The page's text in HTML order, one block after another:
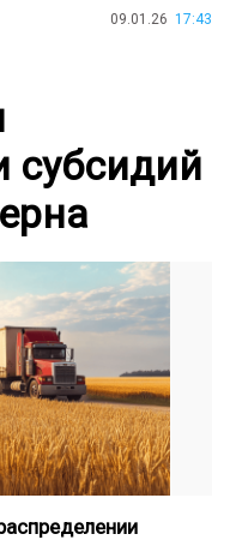
09.01.26 17:43
субсидий